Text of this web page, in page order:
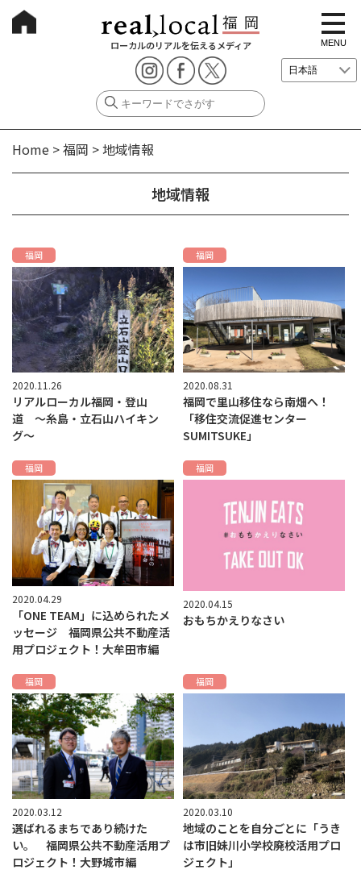
ローカルのリアルを伝えるメディア
t
o
g
g
e
i
i
MENU
Home >福岡 >地域情報
地域情報
福岡
2020.11.26
リアルローカル福岡・登山
道 〜糸島・立石山ハイキン
グ〜
福岡
2020.08.31
福岡で里山移住なら南畑へ！
「移住交流促進センター
SUMITSUKE」
福岡
2020.04.29
「ONE TEAM」に込められたメ
ッセージ 福岡県公共不動産活
用プロジェクト！大牟田市編
福岡
2020.04.15
おもちかえりなさい
福岡
2020.03.12
選ばれるまちであり続けた
い。 福岡県公共不動産活用プ
ロジェクト！大野城市編
福岡
2020.03.10
地域のことを自分ごとに「うき
は市旧妹川小学校廃校活用プロ
ジェクト」